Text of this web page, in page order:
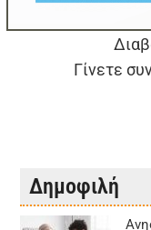
Γίνετε
Δημοφιλή